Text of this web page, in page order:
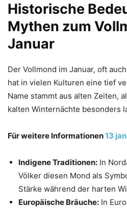
Historische
Mythen zum
Januar
Der Vollmond im Januar, oft
hat in vielen Kulturen eine tief
Name stammt aus alten Zeiten,
kalten Winternächte besonders
Für weitere Informationen13
Indigene Traditionen: In
Völker diesen Mond als
Stärke während der harten
Europäische Bräuche: In